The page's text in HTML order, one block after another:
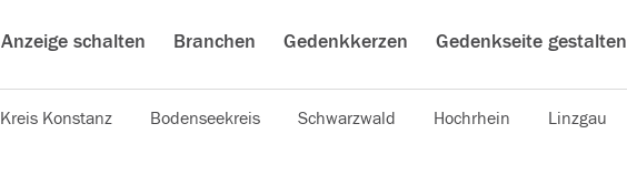
Anzeige schalten Branchen Gedenkkerzen Gedenkseite gestalten
Kreis Konstanz Bodenseekreis Schwarzwald Hochrhein Linzgau